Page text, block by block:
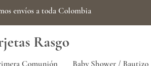
envíos a toda Colombia
Rasgo
Comunión Baby Shower / Bautizo